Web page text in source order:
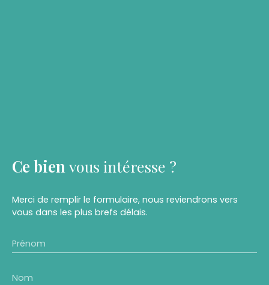
Ce bien vous intéresse ?
Merci de remplir le formulaire, nous reviendrons vers
vous dans les plus brefs délais.
Prénom
Nom